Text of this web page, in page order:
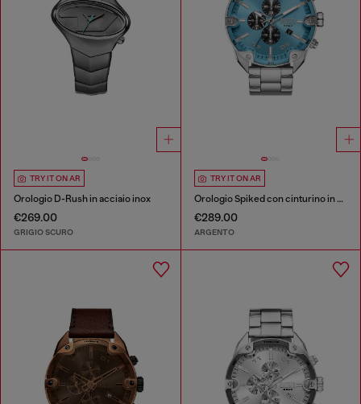
TRY IT ON AR
Orologio D-Rush in acciaio inox
€269.00
GRIGIO SCURO
TRY IT ON AR
Orologio Spiked con cinturino in acciaio inossidabile
€289.00
ARGENTO